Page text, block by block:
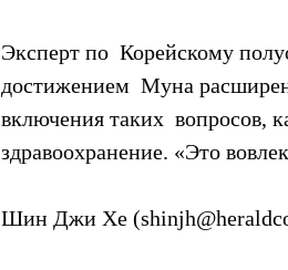
Эксперт по  Корейскому
достижением  Муна
включения таких  вопросов,
здравоохранение. «Это
Шин Джи Хе